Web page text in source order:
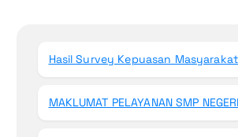
Hasil Survey Kepuasan
MAKLUMAT PELAYANAN SMP